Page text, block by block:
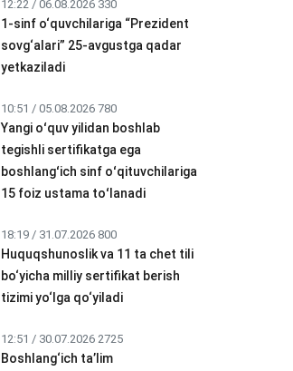
12:22 / 06.08.2026 330
1-sinf o‘quvchilariga “Prezident
sovg‘alari” 25-avgustga qadar
yetkaziladi
10:51 / 05.08.2026 780
Yangi oʻquv yilidan boshlab
tegishli sertifikatga ega
boshlangʻich sinf oʻqituvchilariga
15 foiz ustama toʻlanadi
18:19 / 31.07.2026 800
Huquqshunoslik va 11 ta chet tili
bo‘yicha milliy sertifikat berish
tizimi yo‘lga qo‘yiladi
12:51 / 30.07.2026 2725
Boshlang‘ich ta’lim